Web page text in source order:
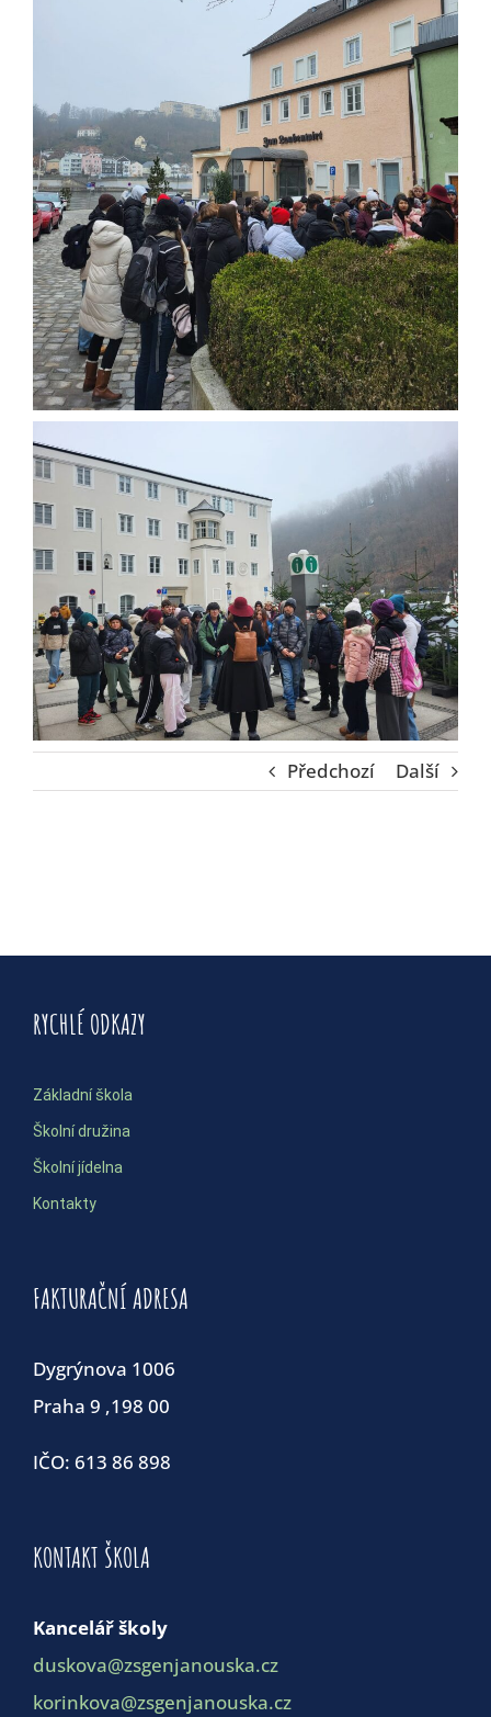
Předchozí Další
RYCHLÉ ODKAZY
Základní škola
Školní družina
Školní jídelna
Kontakty
FAKTURAČNÍ ADRESA
Dygrýnova 1006
Praha 9 ,198 00
IČO: 613 86 898
KONTAKT ŠKOLA
Kancelář školy
duskova@zsgenjanouska.cz
korinkova@zsgenjanouska.cz